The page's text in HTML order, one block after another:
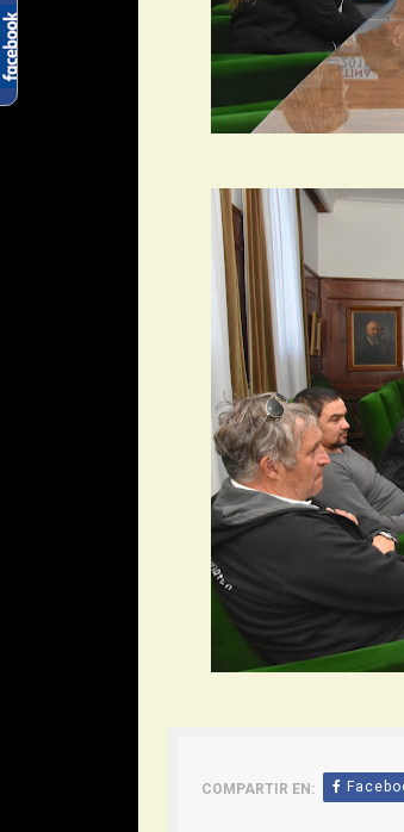
COMPARTIR EN: